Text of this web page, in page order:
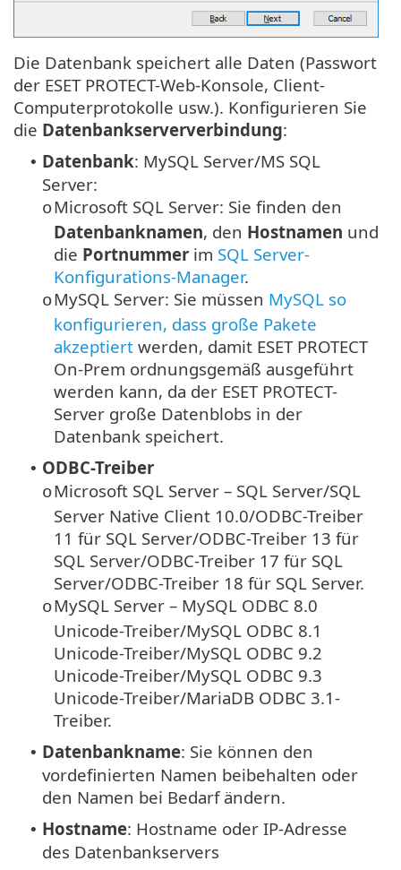
Die Datenbank speichert alle Daten (Passwort
der ESET PROTECT-Web-Konsole, Client-
Computerprotokolle usw.). Konfigurieren Sie
die Datenbankserververbindung:
• Datenbank: MySQL Server/MS SQL
Server:
oMicrosoft SQL Server: Sie finden den
Datenbanknamen, den Hostnamen und
die Portnummer im SQL Server-
Konfigurations-Manager.
oMySQL Server: Sie müssen MySQL so
konfigurieren, dass große Pakete
akzeptiert werden, damit ESET PROTECT
On-Prem ordnungsgemäß ausgeführt
werden kann, da der ESET PROTECT-
Server große Datenblobs in der
Datenbank speichert.
• ODBC-Treiber
oMicrosoft SQL Server – SQL Server/SQL
Server Native Client 10.0/ODBC-Treiber
11 für SQL Server/ODBC-Treiber 13 für
SQL Server/ODBC-Treiber 17 für SQL
Server/ODBC-Treiber 18 für SQL Server.
oMySQL Server – MySQL ODBC 8.0
Unicode-Treiber/MySQL ODBC 8.1
Unicode-Treiber/MySQL ODBC 9.2
Unicode-Treiber/MySQL ODBC 9.3
Unicode-Treiber/MariaDB ODBC 3.1-
Treiber.
• Datenbankname: Sie können den
vordefinierten Namen beibehalten oder
den Namen bei Bedarf ändern.
• Hostname: Hostname oder IP-Adresse
des Datenbankservers